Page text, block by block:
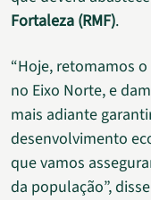
Fortaleza (RMF).
“Hoje, retomamos
no Eixo Norte, e
mais adiante
desenvolvimento
que vamos
da população”,